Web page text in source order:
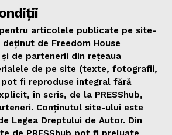
articolele publicate pe site-
deținut de Freedom House
de partenerii din rețeaua
de pe site (texte, fotografii,
pot fi reproduse integral fără
în scris, de la PRESShub,
Conținutul site-ului este
Legea Dreptului de Autor. Din